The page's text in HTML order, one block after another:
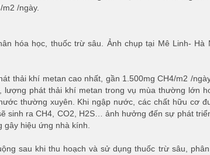
/ngày.
hóa học, thuốc trừ sâu. Ảnh chụp tại Mê Linh- Hà
thải khí metan cao nhất, gần 1.500mg CH4/m2 /
lượng phát thải khí metan trong vụ mùa thường lớn
thường xuyên. Khi ngập nước, các chất hữu cơ
sinh ra CH4, CO2, H2S… ảnh hưởng đến sự phát
hiệu ứng nhà kính.
sau khi thu hoạch và sử dụng thuốc trừ sâu,